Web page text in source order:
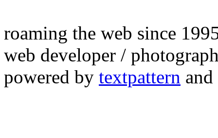
roaming the web since
web developer /
powered by textpattern